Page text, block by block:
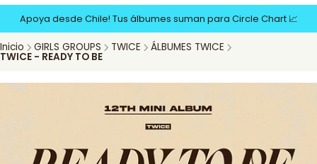
Apoya desde Chile! Tus álbumes suman para Circle Chart 📈
Inicio GIRLS GROUPS TWICE ÁLBUMES TWICE
TWICE - READY TO BE